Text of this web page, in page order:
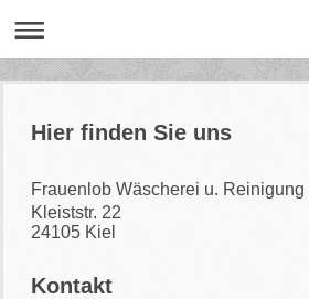
Hier finden Sie uns
Frauenlob Wäscherei u. Reinigung
Kleiststr. 22
24105 Kiel
Kontakt